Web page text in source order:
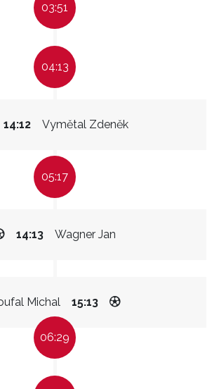
03:51
04:13
Vymětal Zdeněk
14:12
05:17
Wagner Jan
14:13
Michal 15:13
06:29